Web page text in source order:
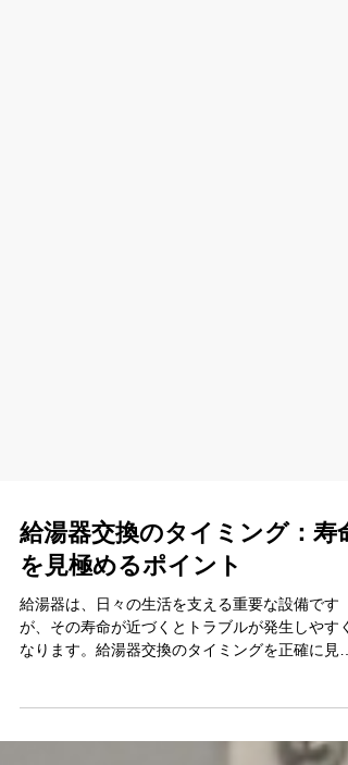
給湯器交換のタイミング：寿命
を見極めるポイント
が、その寿命が近づくとトラブルが発生しやすく
め、適切なタイミングで交換することは、家庭の